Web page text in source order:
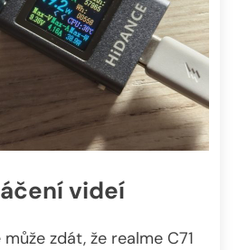
videí
zdát, že realme C71